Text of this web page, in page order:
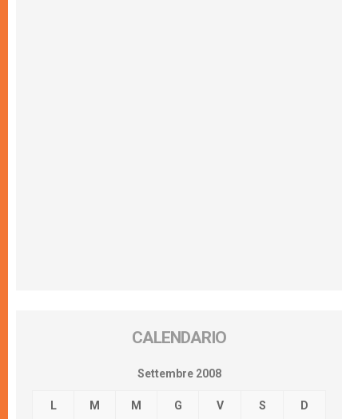
CALENDARIO
Settembre 2008
L M M G V S D